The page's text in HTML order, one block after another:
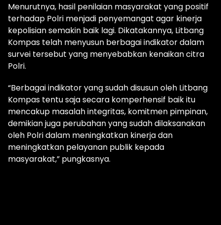
Menurutnya, hasil penilaian masyarakat yang positif
terhadap Polri menjadi penyemangat agar kinerja
kepolisian semakin baik lagi. Dikatakannya, Litbang
Kompas telah menyusun berbagai indikator dalam
survei tersebut yang menyebabkan kenaikan citra
Polri.
“Berbagai indikator yang sudah disusun oleh Litbang
Kompas tentu saja secara komperhensif baik itu
mencakup masalah integritas, komitmen pimpinan,
demikian juga perubahan yang sudah dilaksanakan
oleh Polri dalam meningkatkan kinerja dan
meningkatkan pelayanan publik kepada
masyarakat,” pungkasnya.